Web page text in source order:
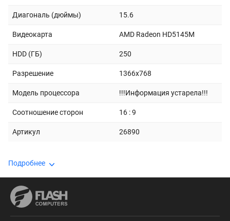
Диагональ (дюймы) 15.6
Видеокарта AMD Radeon HD5145M
HDD (ГБ) 250
Разрешение 1366x768
Модель процессора !!!Информация устарела!!!
Соотношение сторон 16 : 9
Артикул 26890
Подробнее